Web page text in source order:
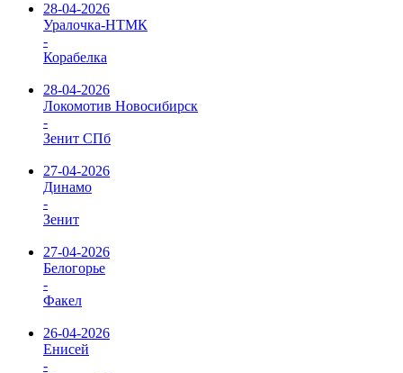
28-04-2026
Уралочка-НТМК
-
Корабелка
28-04-2026
Локомотив Новосибирск
-
Зенит СПб
27-04-2026
Динамо
-
Зенит
27-04-2026
Белогорье
-
Факел
26-04-2026
Енисей
-